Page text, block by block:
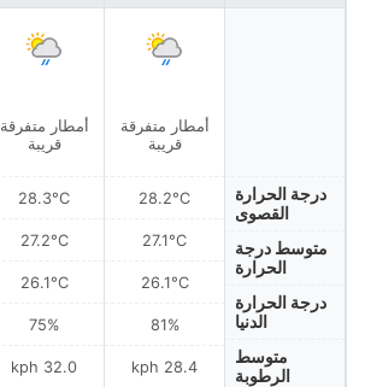
درجة الحرارة
القصوى
متوسط درجة
الحرارة
درجة الحرارة
الدنيا
متوسط
الرطوبة
أمطار متفرقة
قريبة
28.2°C
27.1°C
26.1°C
81%
28.4 kph
أمطار متفرقة
قريبة
28.3°C
27.2°C
26.1°C
75%
32.0 kph